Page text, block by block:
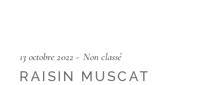
13 octobre 2022 Non classé
RAISIN MUSCAT